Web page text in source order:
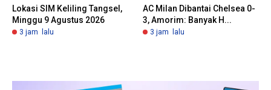
Lokasi SIM Keliling Tangsel,
Minggu 9 Agustus 2026
3 jam lalu
AC Milan Dibantai Chelsea 0-
3, Amorim: Banyak H...
3 jam lalu